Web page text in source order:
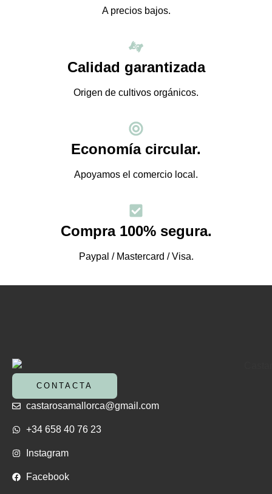
A precios bajos.
Calidad garantizada
Origen de cultivos orgánicos.
Economía circular.
Apoyamos el comercio local.
Compra 100% segura.
Paypal / Mastercard / Visa.
CONTACTA
castarosamallorca@gmail.com
+34 658 40 76 23
Instagram
Facebook